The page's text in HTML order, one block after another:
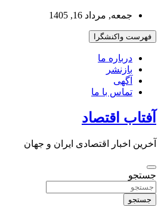
بروید
جمعه, مرداد 16, 1405
فهرست واکنشگرا
درباره ما
بازنشر
آگهی
تماس با ما
آفتاب اقتصاد
آخرین اخبار اقتصادی ایران و جهان
جستجو
جستجو